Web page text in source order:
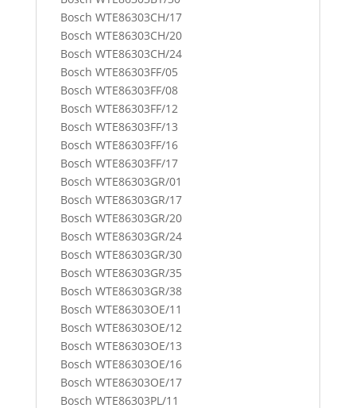
Bosch WTE86303CH/17
Bosch WTE86303CH/20
Bosch WTE86303CH/24
Bosch WTE86303FF/05
Bosch WTE86303FF/08
Bosch WTE86303FF/12
Bosch WTE86303FF/13
Bosch WTE86303FF/16
Bosch WTE86303FF/17
Bosch WTE86303GR/01
Bosch WTE86303GR/17
Bosch WTE86303GR/20
Bosch WTE86303GR/24
Bosch WTE86303GR/30
Bosch WTE86303GR/35
Bosch WTE86303GR/38
Bosch WTE86303OE/11
Bosch WTE86303OE/12
Bosch WTE86303OE/13
Bosch WTE86303OE/16
Bosch WTE86303OE/17
Bosch WTE86303PL/11